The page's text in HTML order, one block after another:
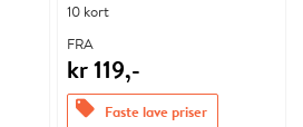
10 kort
FRA
kr 119,-
offers Faste lave priser